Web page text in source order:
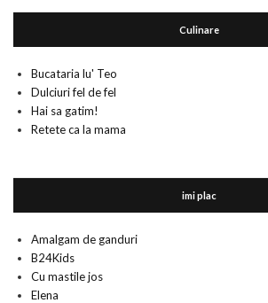
Culinare
Bucataria lu' Teo
Dulciuri fel de fel
Hai sa gatim!
Retete ca la mama
imi plac
Amalgam de ganduri
B24Kids
Cu mastile jos
Elena